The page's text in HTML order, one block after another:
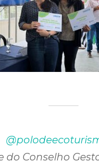
do Conselho